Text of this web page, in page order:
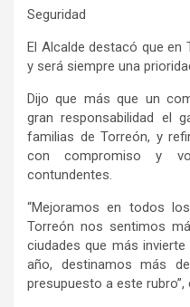
Seguridad
El Alcalde destacó que en
y será siempre una
Dijo que más que un
gran responsabilidad el
familias de Torreón, y
con compromiso y
contundentes.
“Mejoramos en todos
Torreón nos sentimos
ciudades que más
año, destinamos más
presupuesto a este rubro”,